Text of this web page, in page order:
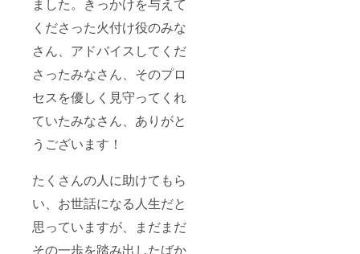
ました。きっかけを与えて
くださった火付け役のみな
さん、アドバイスしてくだ
さったみなさん、そのプロ
セスを優しく見守ってくれ
ていたみなさん、ありがと
うございます！
たくさんの人に助けてもら
い、お世話になる人生だと
思っていますが、まだまだ
その一歩を踏み出したばか